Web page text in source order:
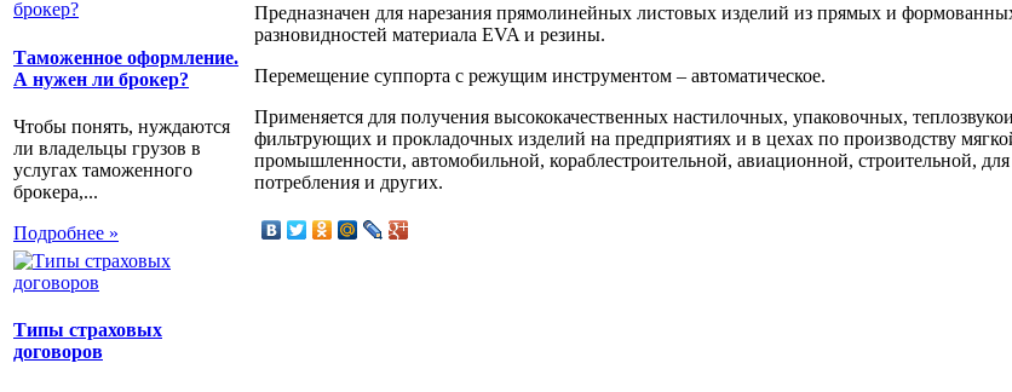
Таможенное оформление.
А нужен ли брокер?
Чтобы понять, нуждаются
ли владельцы грузов в
услугах таможенного
брокера,...
Подробнее »
Типы страховых
договоров
Предназначен для нарезания прямолинейных листовых изделий из прямых и
разновидностей материала EVA и резины.
Перемещение суппорта с режущим инструментом – автоматическое.
Применяется для получения высококачественных настилочных, упаковочных,
фильтрующих и прокладочных изделий на предприятиях и в цехах по производству
промышленности, автомобильной, кораблестроительной, авиационной, строительной,
потребления и других.